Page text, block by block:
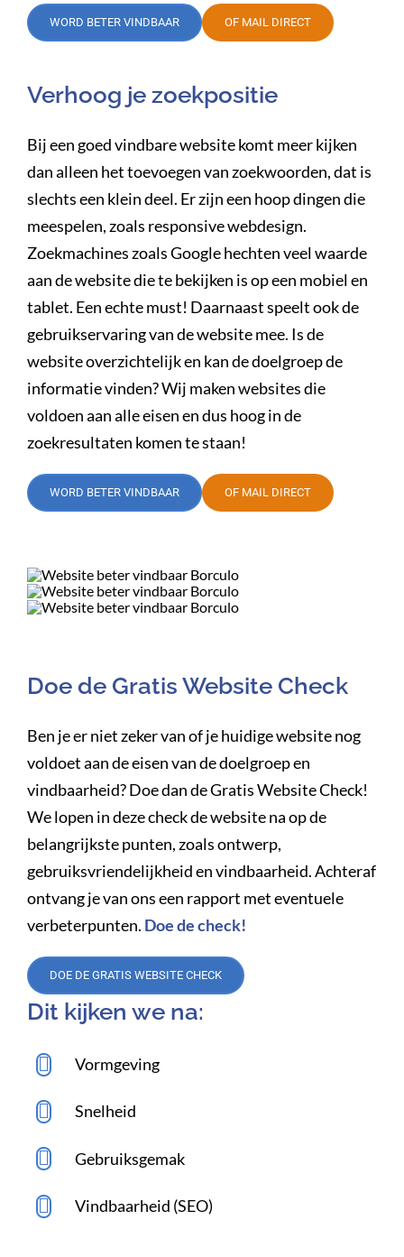
WORD BETER VINDBAAR OF MAIL DIRECT
Verhoog je zoekpositie
Bij een goed vindbare website komt meer kijken
dan alleen het toevoegen van zoekwoorden, dat is
slechts een klein deel. Er zijn een hoop dingen die
meespelen, zoals responsive webdesign.
Zoekmachines zoals Google hechten veel waarde
aan de website die te bekijken is op een mobiel en
tablet. Een echte must! Daarnaast speelt ook de
gebruikservaring van de website mee. Is de
website overzichtelijk en kan de doelgroep de
informatie vinden? Wij maken websites die
voldoen aan alle eisen en dus hoog in de
zoekresultaten komen te staan!
WORD BETER VINDBAAR OF MAIL DIRECT
Doe de Gratis Website Check
Ben je er niet zeker van of je huidige website nog
voldoet aan de eisen van de doelgroep en
vindbaarheid? Doe dan de Gratis Website Check!
We lopen in deze check de website na op de
belangrijkste punten, zoals ontwerp,
gebruiksvriendelijkheid en vindbaarheid. Achteraf
ontvang je van ons een rapport met eventuele
verbeterpunten. Doe de check!
DOE DE GRATIS WEBSITE CHECK
Dit kijken we na:
Vormgeving
Snelheid
Gebruiksgemak
Vindbaarheid (SEO)